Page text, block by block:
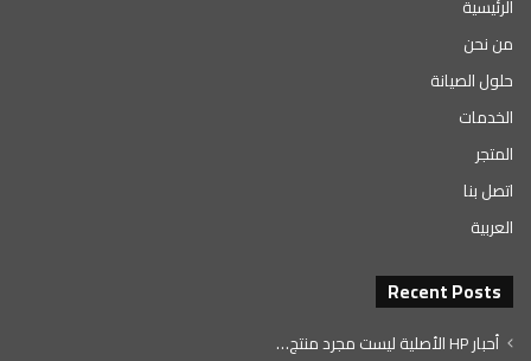
الرئيسية
من نحن
حلول الصيانة
الخدمات
المتجر
اتصل بنا
العربية
Recent Posts
أحبار HP الأصلية ليست مجرد منتج…